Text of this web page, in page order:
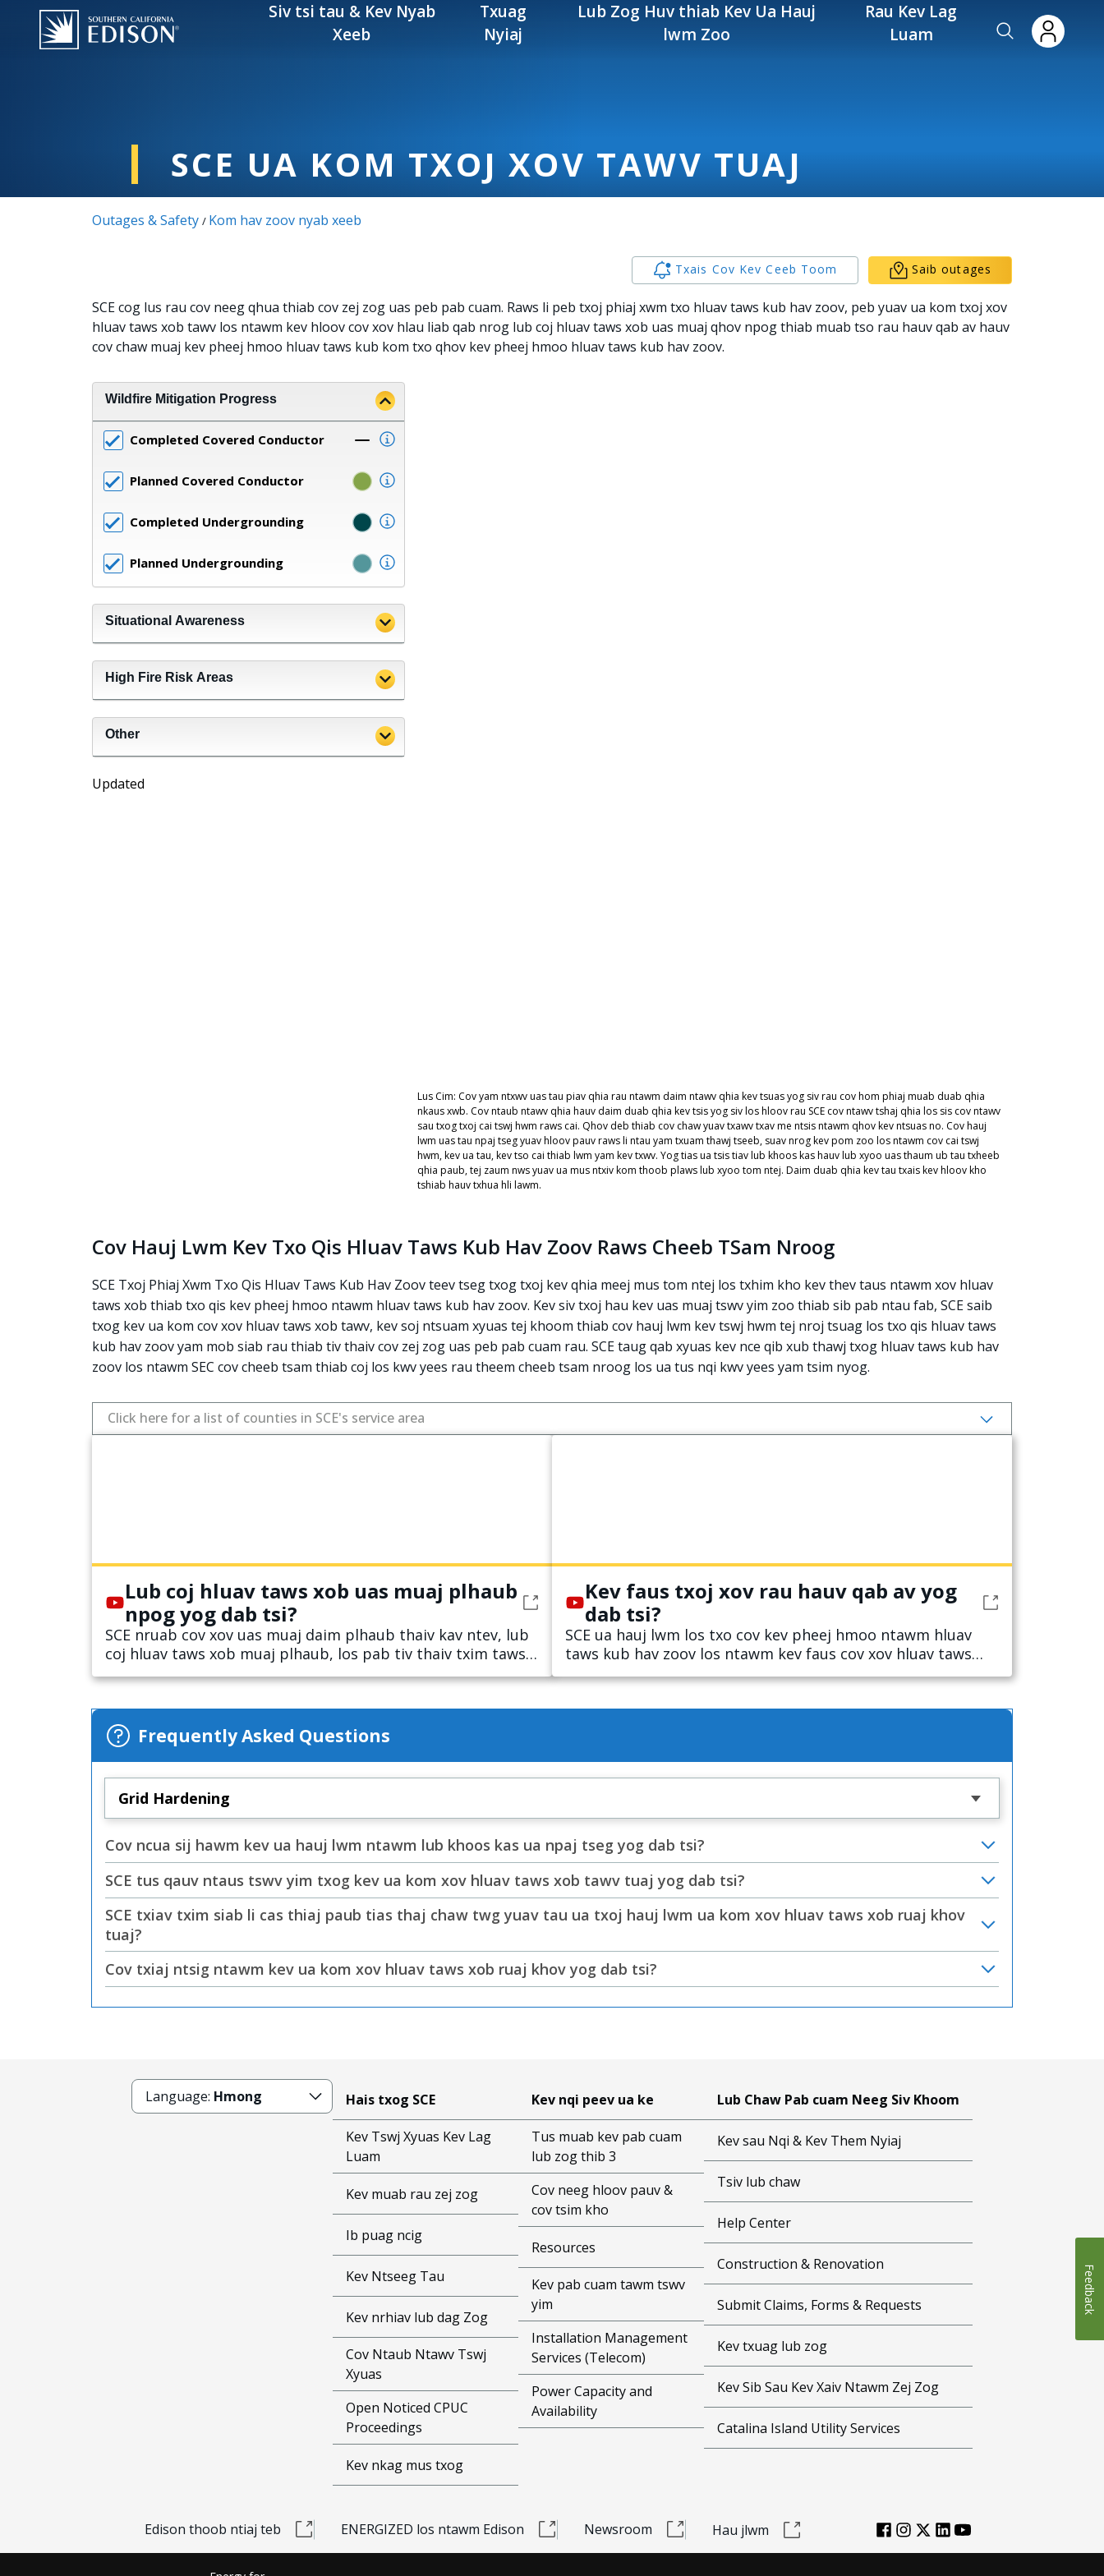
Skip to main content
Siv tsi tau & Kev Nyab
Xeeb
Txuag
Nyiaj
Lub Zog Huv thiab Kev Ua Hauj
lwm Zoo
Rau Kev Lag
Luam
SCE UA KOM TXOJ XOV TAWV TUAJ
Outages & Safety / Kom hav zoov nyab xeeb
SCE cog lus rau cov neeg qhua thiab cov zej zog uas peb pab cuam. Raws li peb txoj phiaj xwm txo hluav taws kub hav zoov, peb yuav ua kom txoj xov
hluav taws xob tawv los ntawm kev hloov cov xov hlau liab qab nrog lub coj hluav taws xob uas muaj qhov npog thiab muab tso rau hauv qab av hauv
cov chaw muaj kev pheej hmoo hluav taws kub kom txo qhov kev pheej hmoo hluav taws kub hav zoov.
Txais Cov Kev Ceeb Toom Saib outages
Wildfire Mitigation Progress
Completed Covered Conductor
Planned Covered Conductor
Completed Undergrounding
Planned Undergrounding
Situational Awareness
High Fire Risk Areas
Other
Updated
Lus Cim: Cov yam ntxwv uas tau piav qhia rau ntawm daim ntawv qhia kev tsuas yog siv rau cov hom phiaj muab duab qhia
nkaus xwb. Cov ntaub ntawv qhia hauv daim duab qhia kev tsis yog siv los hloov rau SCE cov ntawv tshaj qhia los sis cov ntawv
sau txog txoj cai tswj hwm raws cai. Qhov deb thiab cov chaw yuav txawv txav me ntsis ntawm qhov kev ntsuas no. Cov hauj
lwm uas tau npaj tseg yuav hloov pauv raws li ntau yam txuam thawj tseeb, suav nrog kev pom zoo los ntawm cov cai tswj
hwm, kev ua tau, kev tso cai thiab lwm yam kev txwv. Yog tias ua tsis tiav lub khoos kas hauv lub xyoo uas thaum ub tau txheeb
qhia paub, tej zaum nws yuav ua mus ntxiv kom thoob plaws lub xyoo tom ntej. Daim duab qhia kev tau txais kev hloov kho
tshiab hauv txhua hli lawm.
Cov Hauj Lwm Kev Txo Qis Hluav Taws Kub Hav Zoov Raws Cheeb TSam Nroog
SCE Txoj Phiaj Xwm Txo Qis Hluav Taws Kub Hav Zoov teev tseg txog txoj kev qhia meej mus tom ntej los txhim kho kev thev taus ntawm xov hluav
taws xob thiab txo qis kev pheej hmoo ntawm hluav taws kub hav zoov. Kev siv txoj hau kev uas muaj tswv yim zoo thiab sib pab ntau fab, SCE saib
txog kev ua kom cov xov hluav taws xob tawv, kev soj ntsuam xyuas tej khoom thiab cov hauj lwm kev tswj hwm tej nroj tsuag los txo qis hluav taws
kub hav zoov yam mob siab rau thiab tiv thaiv cov zej zog uas peb pab cuam rau. SCE taug qab xyuas kev nce qib xub thawj txog hluav taws kub hav
zoov los ntawm SEC cov cheeb tsam thiab coj los kwv yees rau theem cheeb tsam nroog los ua tus nqi kwv yees yam tsim nyog.
Click here for a list of counties in SCE's service area
Lub coj hluav taws xob uas muaj plhaub
npog yog dab tsi?
SCE nruab cov xov uas muaj daim plhaub thaiv kav ntev, lub
coj hluav taws xob muaj plhaub, los pab tiv thaiv txim taws
thaum tej khoom chwv rau txoj xov.
Kev faus txoj xov rau hauv qab av yog
dab tsi?
SCE ua hauj lwm los txo cov kev pheej hmoo ntawm hluav
taws kub hav zoov los ntawm kev faus cov xov hluav taws
xob xaiv kom zoo hauv cheeb tsam hluav taws kub zoo.
Frequently Asked Questions
Grid Hardening
Cov ncua sij hawm kev ua hauj lwm ntawm lub khoos kas ua npaj tseg yog dab tsi?
SCE tus qauv ntaus tswv yim txog kev ua kom xov hluav taws xob tawv tuaj yog dab tsi?
SCE txiav txim siab li cas thiaj paub tias thaj chaw twg yuav tau ua txoj hauj lwm ua kom xov hluav taws xob ruaj khov
tuaj?
Cov txiaj ntsig ntawm kev ua kom xov hluav taws xob ruaj khov yog dab tsi?
Language: Hmong Hais txog SCE
Kev Tswj Xyuas Kev Lag
Luam
Kev muab rau zej zog
Ib puag ncig
Kev Ntseeg Tau
Kev nrhiav lub dag Zog
Cov Ntaub Ntawv Tswj
Xyuas
Open Noticed CPUC
Proceedings
Kev nkag mus txog
Kev nqi peev ua ke
Tus muab kev pab cuam
lub zog thib 3
Cov neeg hloov pauv &
cov tsim kho
Resources
Kev pab cuam tawm tswv
yim
Installation Management
Services (Telecom)
Power Capacity and
Availability
Lub Chaw Pab cuam Neeg Siv Khoom
Kev sau Nqi & Kev Them Nyiaj
Tsiv lub chaw
Help Center
Construction & Renovation
Submit Claims, Forms & Requests
Kev txuag lub zog
Kev Sib Sau Kev Xaiv Ntawm Zej Zog
Catalina Island Utility Services
Edison thoob ntiaj teb ENERGIZED los ntawm Edison Newsroom Hau jlwm
Feedback